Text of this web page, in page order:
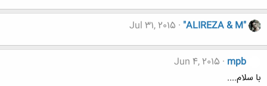
"ALIREZA & M"
Jul 31, 2015
mpb
Jun 4, 2015
با سلام....